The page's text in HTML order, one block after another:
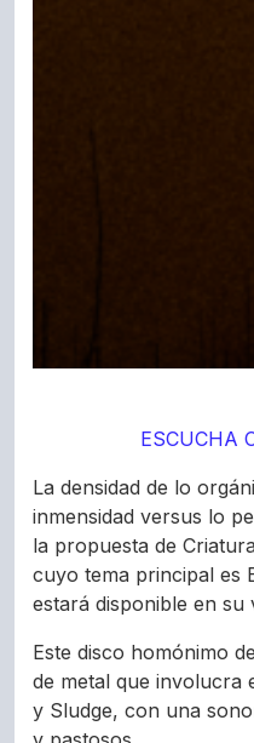
ESCUCHA
La densidad de lo
inmensidad versus lo
la propuesta de
cuyo tema principal es
estará disponible en su
Este disco homónimo
de metal que involucra
y Sludge, con una